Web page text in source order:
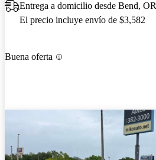
Entrega a domicilio desde Bend, OR
El precio incluye envío de $3,582
Buena oferta